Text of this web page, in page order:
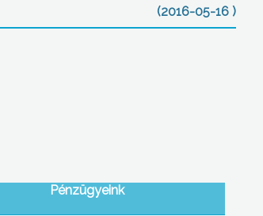
(2016-05-16 )
Pénzügyeink